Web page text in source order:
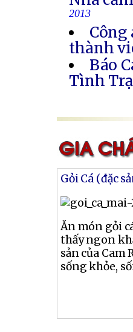
2013
thành
Báo
Tình
Gỏi Cá (đặc
Ăn món gỏi
thấy ngon
sản của
sống khỏe,